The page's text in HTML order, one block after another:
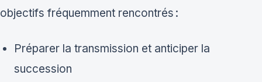
objectifs fréquemment rencontrés :
Préparer la transmission et anticiper la
succession